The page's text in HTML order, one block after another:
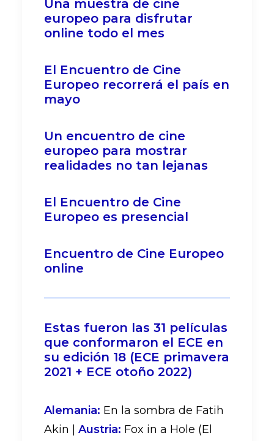
Una muestra de cine
europeo para disfrutar
online todo el mes
El Encuentro de Cine
Europeo recorrerá el país en
mayo
Un encuentro de cine
europeo para mostrar
realidades no tan lejanas
El Encuentro de Cine
Europeo es presencial
Encuentro de Cine Europeo
online
Estas fueron las 31 películas
que conformaron el ECE en
su edición 18 (ECE primavera
2021 + ECE otoño 2022)
Alemania: En la sombra de Fatih
Akin | Austria: Fox in a Hole (El